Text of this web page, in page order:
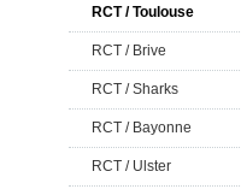
RCT / Toulouse
RCT / Brive
RCT / Sharks
RCT / Bayonne
RCT / Ulster